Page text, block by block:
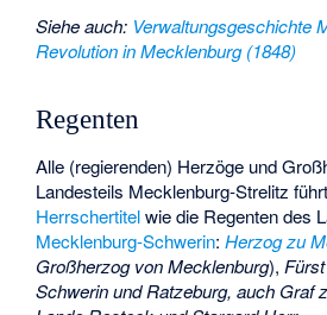
Siehe auch: Verwaltungsgeschichte
Revolution in Mecklenburg (1848)
Regenten
Alle (regierenden) Herzöge und
Landesteils Mecklenburg-Strelitz
Herrschertitelwie die Regenten des
Mecklenburg-Schwerin:Herzog zu
Großherzog von Mecklenburg),
Schwerin und Ratzeburg, auch Graf